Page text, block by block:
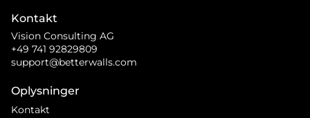
Kontakt
Vision Consulting AG
+49 741 92829809
support@betterwalls.com
Oplysninger
Kontakt